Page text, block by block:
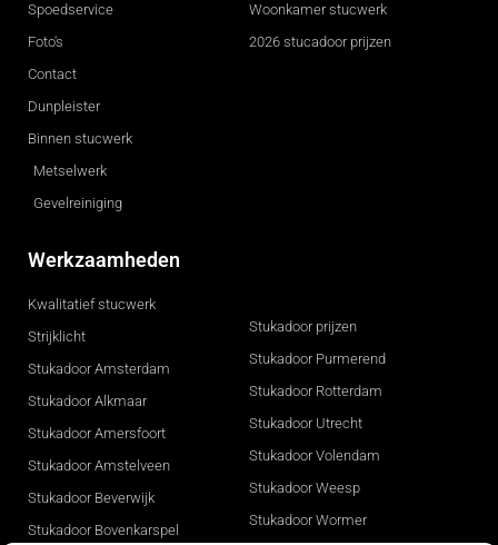
Spoedservice
Foto's
Contact
Dunpleister
Binnen stucwerk
Metselwerk
Gevelreiniging
Woonkamer stucwerk
2026 stucadoor prijzen
Werkzaamheden
Kwalitatief stucwerk
Strijklicht
Stukadoor Amsterdam
Stukadoor Alkmaar
Stukadoor Amersfoort
Stukadoor Amstelveen
Stukadoor Beverwijk
Stukadoor Bovenkarspel
Stukadoor prijzen
Stukadoor Purmerend
Stukadoor Rotterdam
Stukadoor Utrecht
Stukadoor Volendam
Stukadoor Weesp
Stukadoor Wormer